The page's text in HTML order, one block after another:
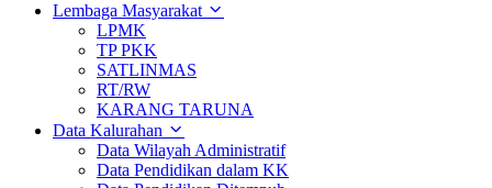
Lembaga Masyarakat
LPMK
TP PKK
SATLINMAS
RT/RW
KARANG TARUNA
Data Kalurahan
Data Wilayah Administratif
Data Pendidikan dalam KK